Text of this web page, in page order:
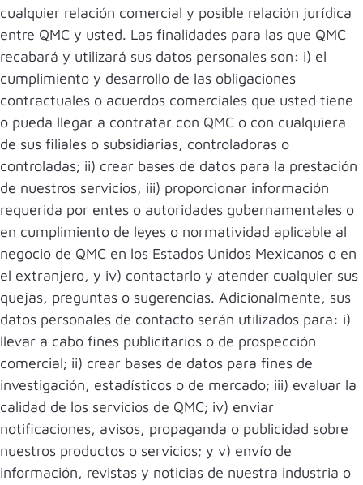
cualquier relación comercial y posible relación jurídica
entre QMC y usted. Las finalidades para las que QMC
recabará y utilizará sus datos personales son: i) el
cumplimiento y desarrollo de las obligaciones
contractuales o acuerdos comerciales que usted tiene
o pueda llegar a contratar con QMC o con cualquiera
de sus filiales o subsidiarias, controladoras o
controladas; ii) crear bases de datos para la prestación
de nuestros servicios, iii) proporcionar información
requerida por entes o autoridades gubernamentales o
en cumplimiento de leyes o normatividad aplicable al
negocio de QMC en los Estados Unidos Mexicanos o en
el extranjero, y iv) contactarlo y atender cualquier sus
quejas, preguntas o sugerencias. Adicionalmente, sus
datos personales de contacto serán utilizados para: i)
llevar a cabo fines publicitarios o de prospección
comercial; ii) crear bases de datos para fines de
investigación, estadísticos o de mercado; iii) evaluar la
calidad de los servicios de QMC; iv) enviar
notificaciones, avisos, propaganda o publicidad sobre
nuestros productos o servicios; y v) envío de
información, revistas y noticias de nuestra industria o